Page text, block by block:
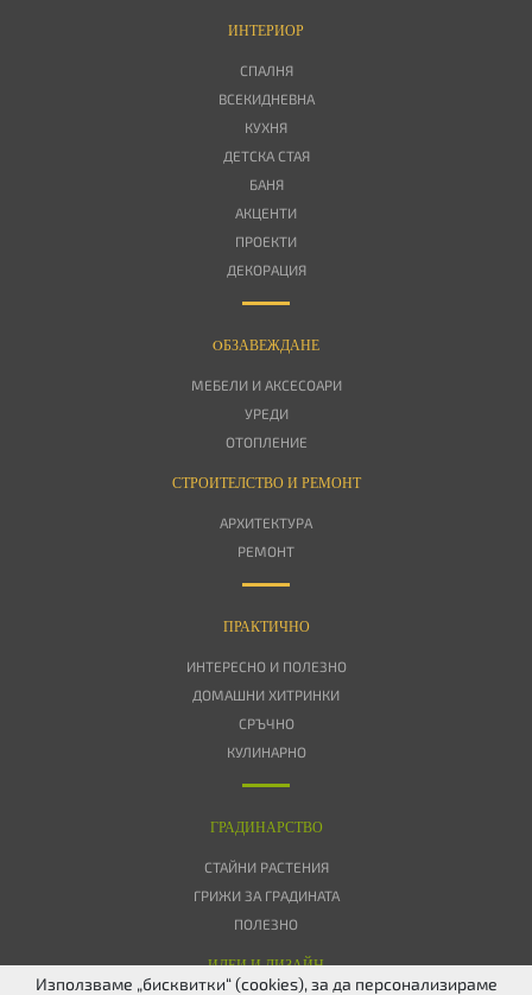
ИНТЕРИОР
СПАЛНЯ
ВСЕКИДНЕВНА
КУХНЯ
ДЕТСКА СТАЯ
БАНЯ
АКЦЕНТИ
ПРОЕКТИ
ДЕКОРАЦИЯ
OБЗАВЕЖДАНЕ
МЕБЕЛИ И АКСЕСОАРИ
УРЕДИ
ОТОПЛЕНИЕ
СТРОИТЕЛСТВО И РЕМОНТ
АРХИТЕКТУРА
РЕМОНТ
ПРАКТИЧНО
ИНТЕРЕСНО И ПОЛЕЗНО
ДОМАШНИ ХИТРИНКИ
СРЪЧНО
КУЛИНАРНО
ГРАДИНАРСТВО
СТАЙНИ РАСТЕНИЯ
ГРИЖИ ЗА ГРАДИНАТА
ПОЛЕЗНО
ИДЕИ И ДИЗАЙН
Използваме „бисквитки“ (cookies), за да персонализираме